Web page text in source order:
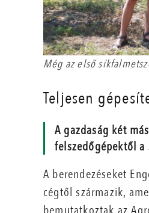
Még az első
Teljesen
A gazdaság két
felszedőgépektől
A berendezéseket
cégtől származik,